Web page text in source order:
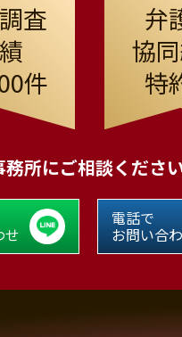
査
件
弁
協
特
所にご相談くださ
せ
電話で
お問い合